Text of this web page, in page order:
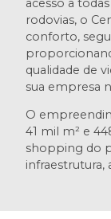
acesso a
rodovias, o
conforto,
qualidade de
sua empresa
O
41 mil m² e
shopping do
infraestrutura,